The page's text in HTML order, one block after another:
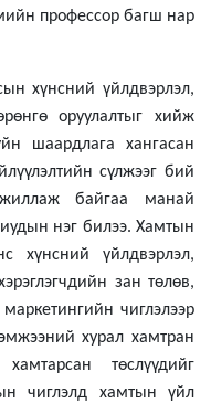
профессор багш нар
хүнсний үйлдвэрлэл,
оруулалтыг хийж
шаардлага хангасан
сүлжээг бий
байгаа манай
нэг билээ. Хамтын
хүнсний үйлдвэрлэл,
зан төлөв,
чиглэлээр
хурал хамтран
төслүүдийг
чиглэлд хамтын үйл